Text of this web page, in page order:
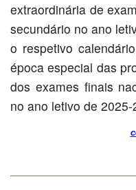
extraordinária de
secundário no ano
o respetivo
época especial das
dos exames finais
no ano letivo de 2025-